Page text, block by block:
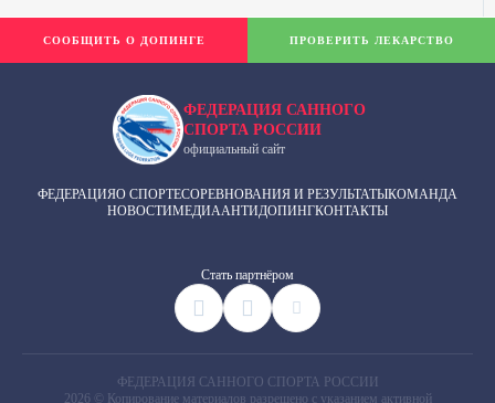
ФЕДЕРАЦИЯ САННОГО
СПОРТА РОССИИ
официальный сайт
ФЕДЕРАЦИЯО СПОРТЕСОРЕВНОВАНИЯ И РЕЗУЛЬТАТЫКОМАНДА
НОВОСТИМЕДИААНТИДОПИНГКОНТАКТЫ
Cтать партнёром
СООБЩИТЬ О ДОПИНГЕ ПРОВЕРИТЬ ЛЕКАРСТВО
ФЕДЕРАЦИЯ САННОГО СПОРТА РОССИИ
2026 © Копирование материалов разрешено с указанием активной